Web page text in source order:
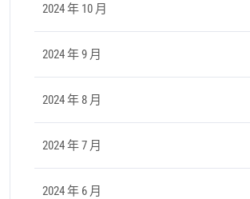
2024 年 10 月
2024 年 9 月
2024 年 8 月
2024 年 7 月
2024 年 6 月